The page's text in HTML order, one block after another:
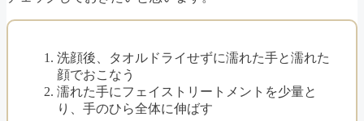
洗顔後、タオルドライせずに濡れた手と濡れた
顔でおこなう
濡れた手にフェイストリートメントを少量と
り、手のひら全体に伸ばす